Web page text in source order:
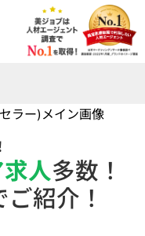
人多数！
ご紹介！